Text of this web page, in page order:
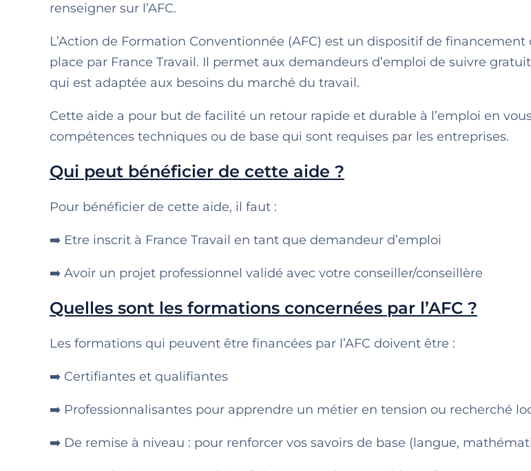
renseigner sur l’AFC.
L’Action de Formation Conventionnée (AFC) est un dispositif de
place par France Travail. Il permet aux demandeurs d’emploi de suivre
qui est adaptée aux besoins du marché du travail.
Cette aide a pour but de facilité un retour rapide et durable à l’emploi en
compétences techniques ou de base qui sont requises par les entreprises.
Qui peut bénéficier de cette aide ?
Pour bénéficier de cette aide, il faut :
➡️ Etre inscrit à France Travail en tant que demandeur d’emploi
➡️ Avoir un projet professionnel validé avec votre conseiller/conseillère
Quelles sont les formations concernées par l’AFC ?
Les formations qui peuvent être financées par l’AFC doivent être :
➡️ Certifiantes et qualifiantes
➡️ Professionnalisantes pour apprendre un métier en tension ou recherché
➡️ De remise à niveau : pour renforcer vos savoirs de base (langue,